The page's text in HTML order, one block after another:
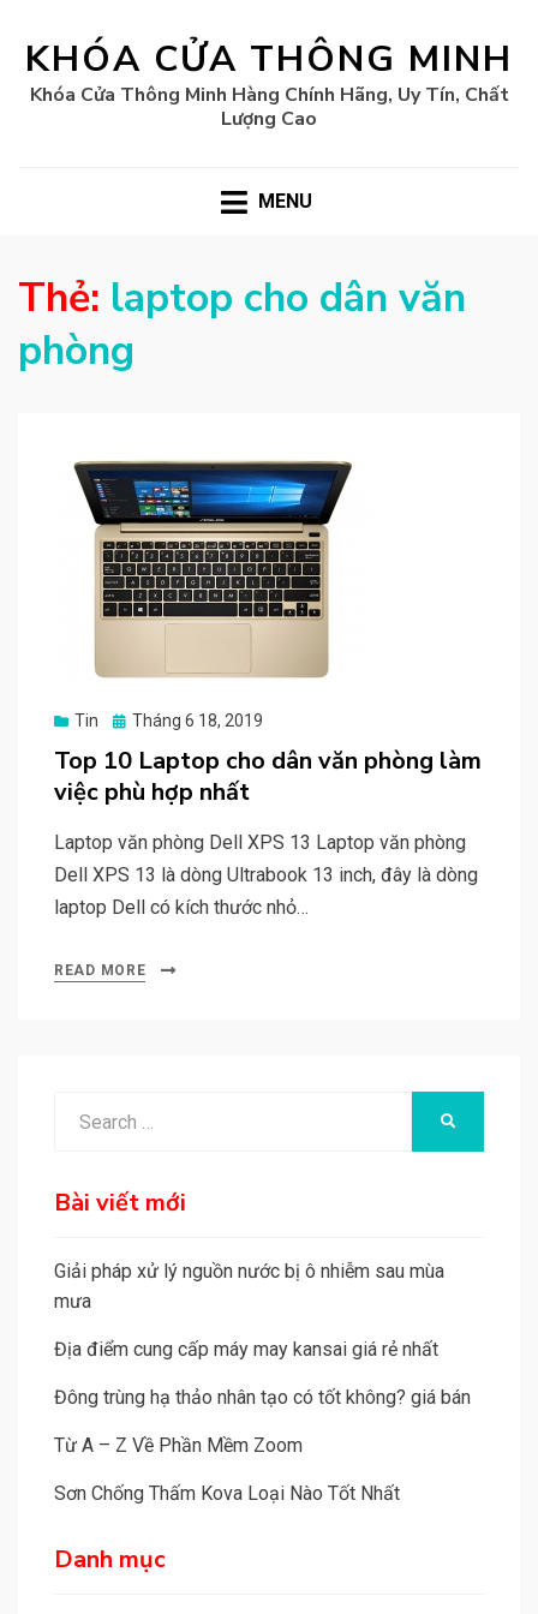
KHÓA CỬA THÔNG MINH
Khóa Cửa Thông Minh Hàng Chính Hãng, Uy Tín, Chất
Lượng Cao
MENU
Thẻ: laptop cho dân văn
phòng
Tin
Posted
Tháng 6 18, 2019
Top 10 Laptop cho dân văn phòng làm
việc phù hợp nhất
Laptop văn phòng Dell XPS 13 Laptop văn phòng
Dell XPS 13 là dòng Ultrabook 13 inch, đây là dòng
laptop Dell có kích thước nhỏ…
READ MORE
Bài viết mới
Giải pháp xử lý nguồn nước bị ô nhiễm sau mùa
mưa
Địa điểm cung cấp máy may kansai giá rẻ nhất
Đông trùng hạ thảo nhân tạo có tốt không? giá bán
Từ A – Z Về Phần Mềm Zoom
Sơn Chống Thấm Kova Loại Nào Tốt Nhất
Danh mục